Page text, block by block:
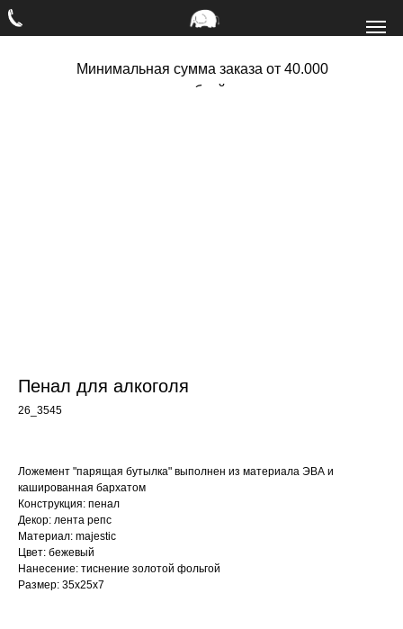
Минимальная сумма заказа от 40.000
рублей
Пенал для алкоголя
26_3545
Ложемент "парящая бутылка" выполнен из материала ЭВА и
кашированная бархатом
Конструкция: пенал
Декор: лента репс
Материал: majestic
Цвет: бежевый
Нанесение: тиснение золотой фольгой
Размер: 35х25х7